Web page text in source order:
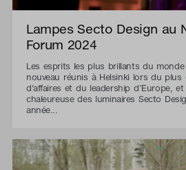
Lampes Secto Design au
Forum 2024
Les esprits les plus brillants du
nouveau réunis à Helsinki lors du plus
d'affaires et du leadership d’Europe,
chaleureuse des luminaires Secto
année...